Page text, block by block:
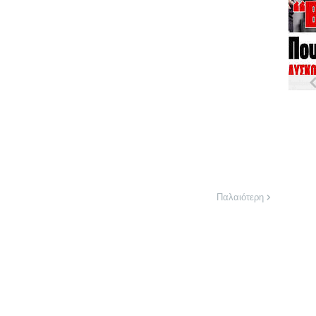
Παλαιότερη